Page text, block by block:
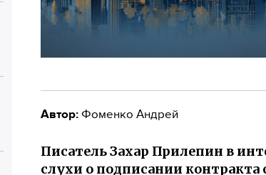
Автор: Фоменко Андрей
Писатель Захар Прилепин в
слухи о подписании